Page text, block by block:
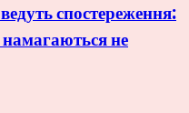
спостереження:
не